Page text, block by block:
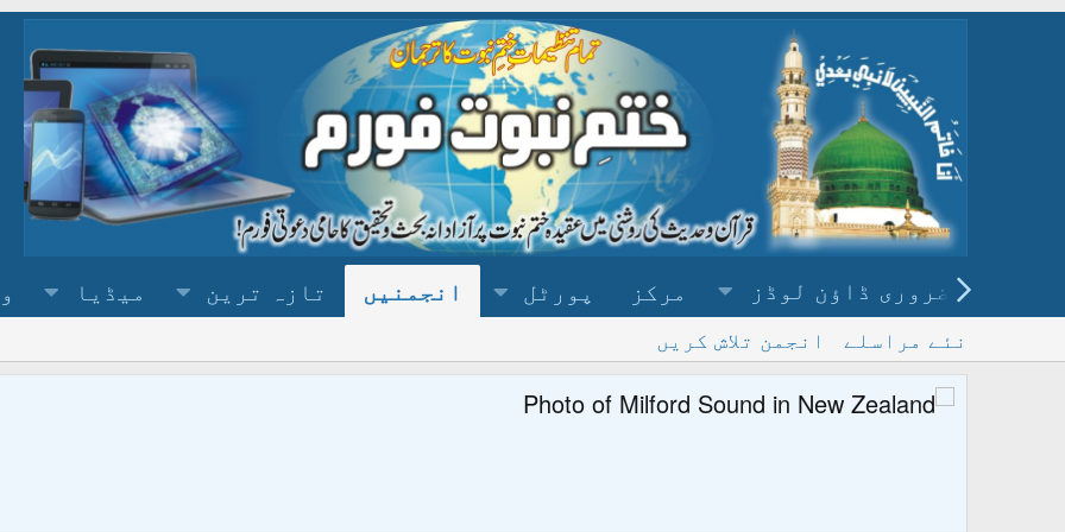
ضروری ڈاؤن لوڈز مرکز پورٹل انجمنیں تازہ ترین میڈیا
نئے مراسلے انجمن تلاش کریں